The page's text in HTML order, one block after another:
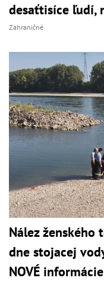
desaťtisíce ľudí,
Zahraničné
Nález ženského
dne stojacej
NOVÉ informácie